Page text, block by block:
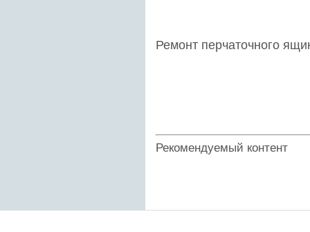
Ремонт перчаточного
Рекомендуемый контент